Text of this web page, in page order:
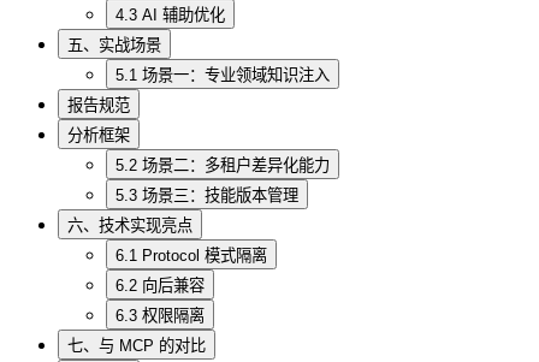
4.3 AI 辅助优化
五、实战场景
5.1 场景一：专业领域知识注入
报告规范
分析框架
5.2 场景二：多租户差异化能力
5.3 场景三：技能版本管理
六、技术实现亮点
6.1 Protocol 模式隔离
6.2 向后兼容
6.3 权限隔离
七、与 MCP 的对比